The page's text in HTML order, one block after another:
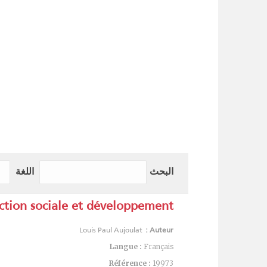
البحث اللغة
sociale et développement
Auteur :
Louis Paul Aujoulat
Langue : Français
Référence : 19973